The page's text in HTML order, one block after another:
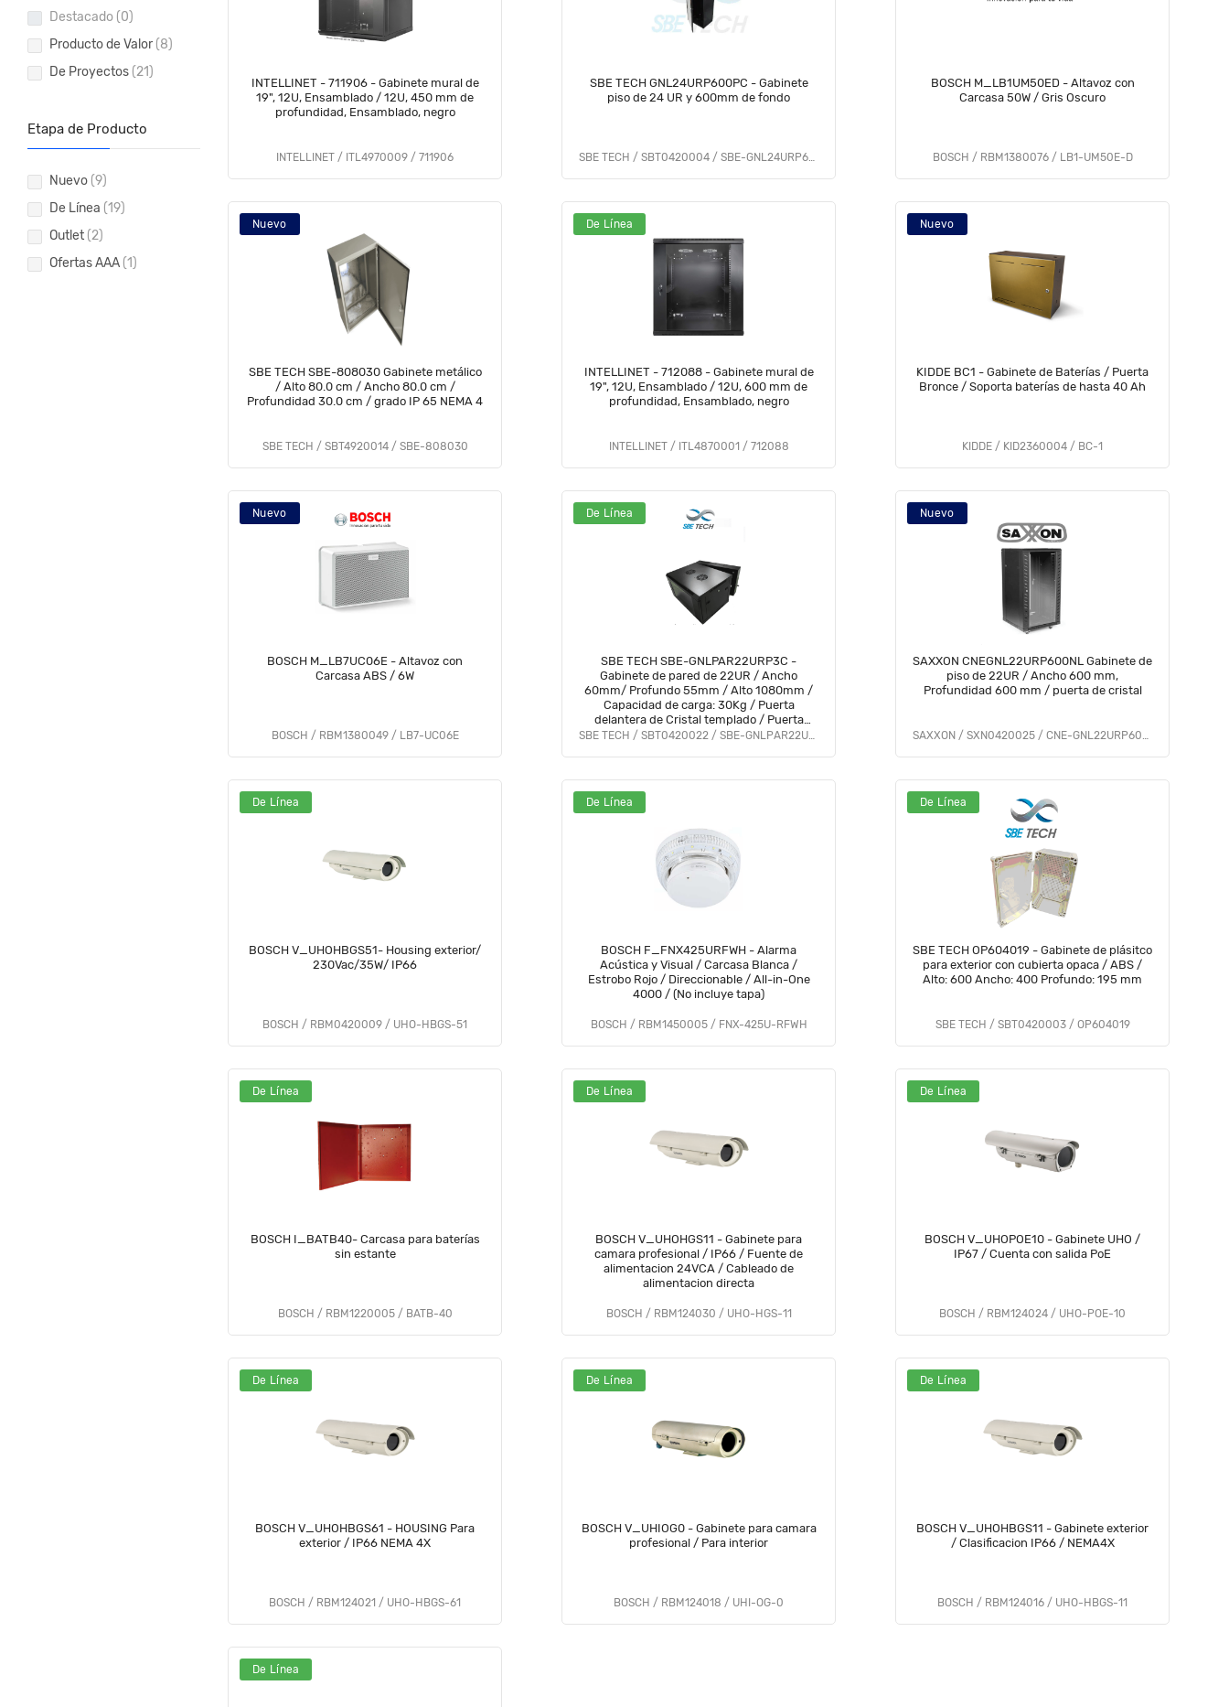
INTELLINET - 711906 - Gabinete mural de
19", 12U, Ensamblado / 12U, 450 mm de
profundidad, Ensamblado, negro
INTELLINET / ITL4970009 / 711906
SBE TECH GNL24URP600PC - Gabinete
piso de 24 UR y 600mm de fondo
SBE TECH / SBT0420004 / SBE-GNL24URP600PC
BOSCH M_LB1UM50ED - Altavoz con
Carcasa 50W / Gris Oscuro
BOSCH / RBM1380076 / LB1-UM50E-D
Nuevo
SBE TECH SBE-808030 Gabinete metálico
/ Alto 80.0 cm / Ancho 80.0 cm /
Profundidad 30.0 cm / grado IP 65 NEMA 4
SBE TECH / SBT4920014 / SBE-808030
De Línea
INTELLINET - 712088 - Gabinete mural de
19", 12U, Ensamblado / 12U, 600 mm de
profundidad, Ensamblado, negro
INTELLINET / ITL4870001 / 712088
Nuevo
KIDDE BC1 - Gabinete de Baterías / Puerta
Bronce / Soporta baterías de hasta 40 Ah
KIDDE / KID2360004 / BC-1
Nuevo
BOSCH M_LB7UC06E - Altavoz con
Carcasa ABS / 6W
BOSCH / RBM1380049 / LB7-UC06E
De Línea
SBE TECH SBE-GNLPAR22URP3C -
Gabinete de pared de 22UR / Ancho
60mm/ Profundo 55mm / Alto 1080mm /
Capacidad de carga: 30Kg / Puerta
delantera de Cristal templado / Puerta
trasera sólida
SBE TECH / SBT0420022 / SBE-GNLPAR22URP3C
Nuevo
SAXXON CNEGNL22URP600NL Gabinete de
piso de 22UR / Ancho 600 mm,
Profundidad 600 mm / puerta de cristal
SAXXON / SXN0420025 / CNE-GNL22URP600NL
De Línea
BOSCH V_UHOHBGS51- Housing exterior/
230Vac/35W/ IP66
BOSCH / RBM0420009 / UHO-HBGS-51
De Línea
BOSCH F_FNX425URFWH - Alarma
Acústica y Visual / Carcasa Blanca /
Estrobo Rojo / Direccionable / All-in-One
4000 / (No incluye tapa)
BOSCH / RBM1450005 / FNX-425U-RFWH
De Línea
SBE TECH OP604019 - Gabinete de plásitco
para exterior con cubierta opaca / ABS /
Alto: 600 Ancho: 400 Profundo: 195 mm
SBE TECH / SBT0420003 / OP604019
De Línea
BOSCH I_BATB40- Carcasa para baterías
sin estante
BOSCH / RBM1220005 / BATB-40
De Línea
BOSCH V_UHOHGS11 - Gabinete para
camara profesional / IP66 / Fuente de
alimentacion 24VCA / Cableado de
alimentacion directa
BOSCH / RBM124030 / UHO-HGS-11
De Línea
BOSCH V_UHOPOE10 - Gabinete UHO /
IP67 / Cuenta con salida PoE
BOSCH / RBM124024 / UHO-POE-10
De Línea
BOSCH V_UHOHBGS61 - HOUSING Para
exterior / IP66 NEMA 4X
BOSCH / RBM124021 / UHO-HBGS-61
De Línea
BOSCH V_UHIOG0 - Gabinete para camara
profesional / Para interior
BOSCH / RBM124018 / UHI-OG-0
De Línea
BOSCH V_UHOHBGS11 - Gabinete exterior
/ Clasificacion IP66 / NEMA4X
BOSCH / RBM124016 / UHO-HBGS-11
De Línea
Destacado (0)
Producto de Valor (8)
De Proyectos (21)
Etapa de Producto
Nuevo (9)
De Línea (19)
Outlet (2)
Ofertas AAA (1)